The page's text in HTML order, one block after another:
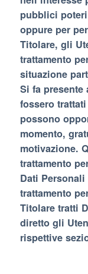
pubblici
oppure per
Titolare, gli
trattamento
situazione
Si fa
fossero
possono
momento,
motivazione.
trattamento
Dati
trattamento
Titolare tratti
diretto gli
rispettive